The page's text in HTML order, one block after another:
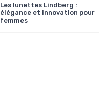
Les lunettes Lindberg :
élégance et innovation pour
femmes